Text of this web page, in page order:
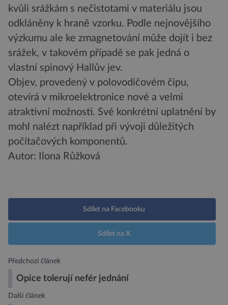
kvůli srážkám s nečistotami v materiálu jsou
odkláněny k hraně vzorku. Podle nejnovějšího
výzkumu ale ke zmagnetování může dojít i bez
srážek, v takovém případě se pak jedná o
vlastní spinový Hallův jev.
Objev, provedený v polovodičovém čipu,
otevírá v mikroelektronice nové a velmi
atraktivní možnosti. Své konkrétní uplatnění by
mohl nalézt například při vývoji důležitých
počítačových komponentů.
Autor: Ilona Růžková
Sdílet na Facebooku
Sdílet na X
Předchozí článek
Opice tolerují nefér jednání
Další článek